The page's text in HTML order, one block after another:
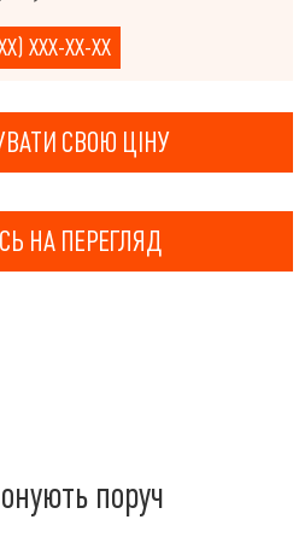
XXX-XX-XX
СВОЮ ЦІНУ
НА ПЕРЕГЛЯД
поруч